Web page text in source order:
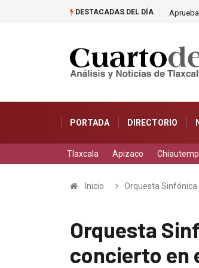
DESTACADAS DEL DÍA
PORTADA DIRECTORIO
Tlaxcala Apizaco
Inicio Orquesta Sinfónica
Orquesta
concierto en